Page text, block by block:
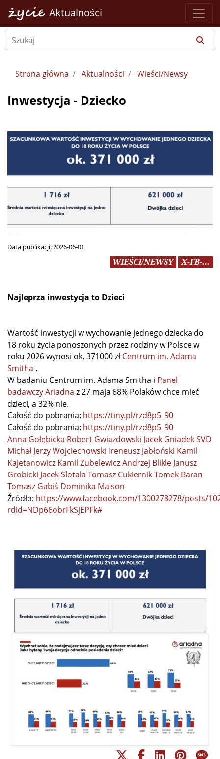
Aktualności
Strona główna Aktualności Wieści/Newsy
Inwestycja - Dziecko
Data publikacji:2026-06-01
WIEŚCI/NEWSY X-FB-...
Najleprza inwestycja to Dzieci
Wartość inwestycji w wychowanie jednego dziecka do
18 roku życia ponoszonych przez rodziny w Polsce w
roku 2026 wynosi ok. 371000 zł Centrum im. Adama
Smitha .
W badaniu Centrum im. Adama Smitha i Panel
badawczy Ariadna z 27 maja 68% Polaków chce mieć
dzieci, a 32% nie.
Całość do pobrania: https://tiny.pl/rzd8p5_90
Całość do pobrania: https://tiny.pl/rzd8p5_90
Anna Gołębicka Robert Gwiazdowski Jacek Gniadek SVD
Michał Jerzy Wojciechowski Ireneusz Jabłoński Kamil
Kajetanowicz Kamil ZubelewiczAndrzej Blikle Janusz
Grobicki Jacek Slotala Tomasz CukiernikTomek Baran
Tomasz Gabiś Dominika Maison
Źródło: https://www.facebook.com/1300278278/posts/
rdid=NDp66obrFkSjEPFk#